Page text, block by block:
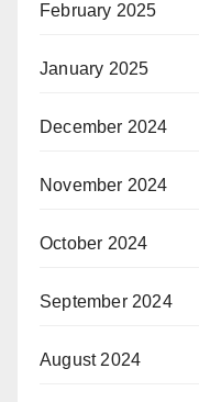
February 2025
January 2025
December 2024
November 2024
October 2024
September 2024
August 2024